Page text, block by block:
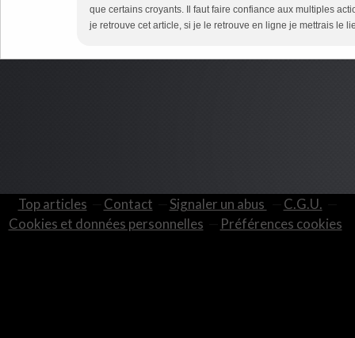
que certains croyants. Il faut faire confiance aux multiples
je retrouve cet article, si je le retrouve en ligne je mettrais le
Top articles Contact Signaler un abus
C.G.U.
Cookies et données personnelles
Préférences cookies